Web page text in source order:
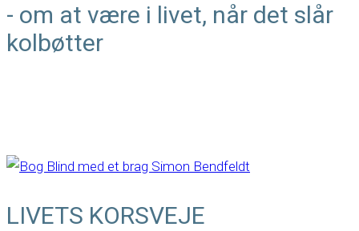
- om at være i livet, når det slår
kolbøtter
LIVETS KORSVEJE